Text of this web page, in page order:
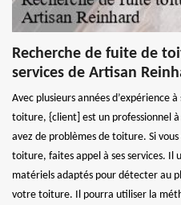
Recherche de fuite de
services de Artisan
Avec plusieurs années d’expérience
toiture, {client] est un professionnel
avez de problèmes de toiture. Si
toiture, faites appel à ses services. Il
matériels adaptés pour détecter au
votre toiture. Il pourra utiliser la